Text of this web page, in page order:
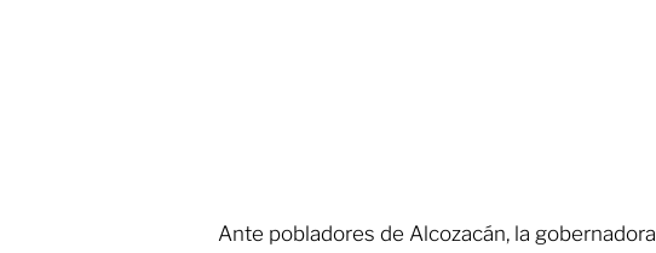
Ante pobladores de Alcozacán, la gobernadora